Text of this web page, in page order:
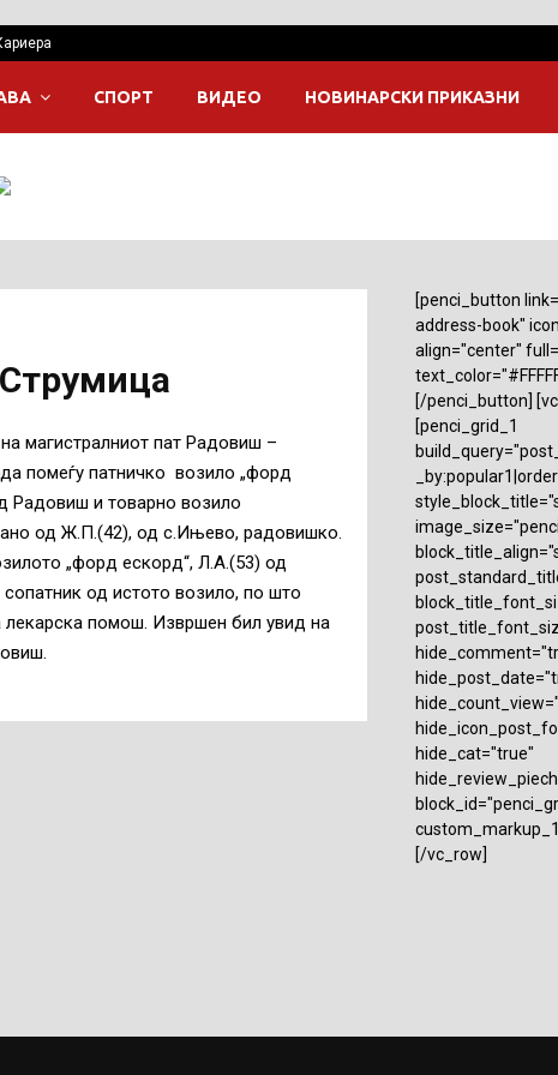
СПОРТ ВИДЕО НОВИНАРСКИ ПРИКАЗНИ
магистралниот пат Радовиш –
помеѓу патничко возило „форд
Радовиш и товарно возило
од Ж.П.(42), од с.Ињево, радовишко.
„форд ескорд“, Л.А.(53) од
од истото возило, по што
помош. Извршен бил увид на
[penci_button
address-book"
align="center"
[/penci_button]
[penci_grid_1
hide_cat="true"
[/vc_row]